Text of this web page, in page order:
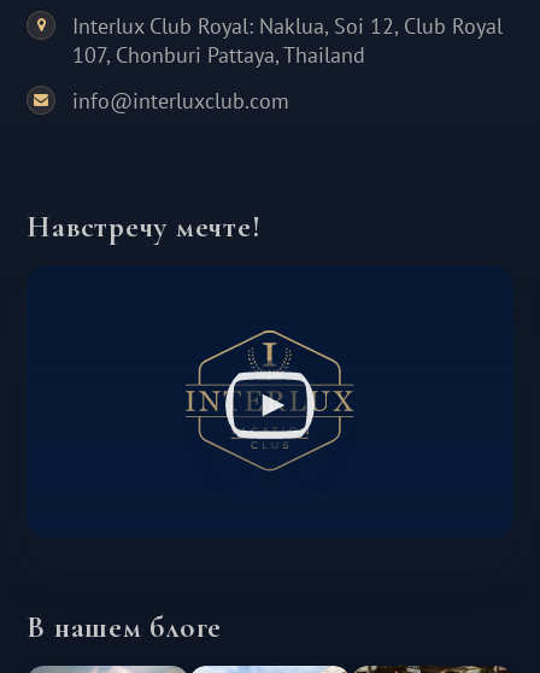
Interlux Club Royal: Naklua, Soi 12, Club Royal
107, Chonburi Pattaya, Thailand
info@interluxclub.com
Навстречу мечте!
В нашем блоге